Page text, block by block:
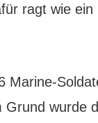
ragt wie
wurde